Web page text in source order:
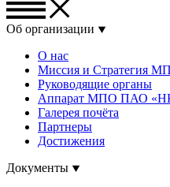
Об организации
О нас
Миссия и Стратегия
Руководящие органы
Аппарат МПО ПАО «НК
Галерея почёта
Партнеры
Достижения
Документы